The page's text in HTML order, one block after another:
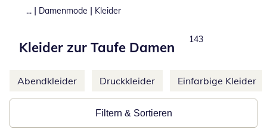
... | Damenmode | Kleider
Kleider zur Taufe Damen
Produkte
143
Weitere Kategorien überspringen
Abendkleider Druckkleider Einfarbige Kleider
Filtern & Sortieren